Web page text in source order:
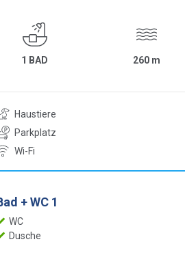
1 BAD 260 m
Haustiere
Parkplatz
Wi-Fi
+ WC 1
WC
Dusche